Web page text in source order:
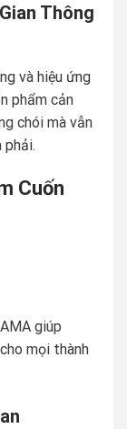
Thông
và hiệu ứng
phẩm cản
chói mà vẫn
phải.
Cuốn
giúp
mọi thành